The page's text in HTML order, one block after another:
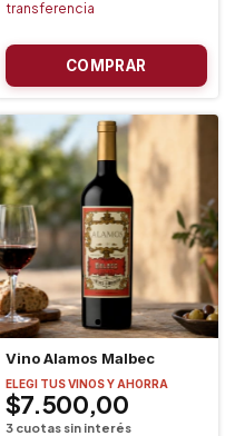
Vino Alamos Malbec
ELEGI TUS VINOS Y AHORRA
$7.500,00